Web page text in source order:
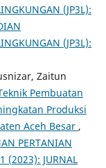
(JP3L):
(JP3L):
Zaitun
Pembuatan
Produksi
Aceh Besar ,
PERTANIAN
(2023): JURNAL